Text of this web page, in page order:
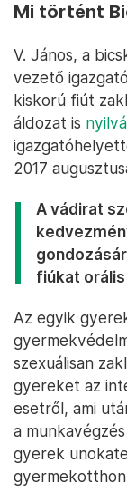
Mi történt
V. János, a
vezető
kiskorú fiút
áldozat is
2017
A vádirat
fiúkat
Az egyik
szexuálisan
gyereket az
esetről, ami
a
gyerek